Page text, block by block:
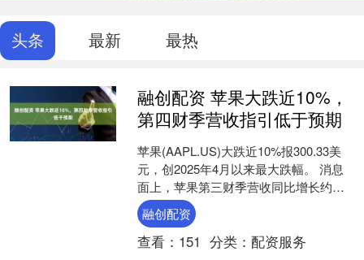
头条 最新 最热
融创配资 苹果大跌近10%，
第四财季营收指引低于预期
苹果(AAPL.US)大跌近10%报300.33美
元，创2025年4月以来最大跌幅。 消息
面上，苹果第三财季营收同比增长约
16%至1094.2亿美元，略高于分析....
融创配资
查看： 151 分类： 配资服务